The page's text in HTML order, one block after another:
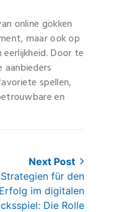
online gokken
maar ook op
Door te
spellen,
en
Next Post
Next
post:
Strategien für den
Erfolg im digitalen
Die Rolle